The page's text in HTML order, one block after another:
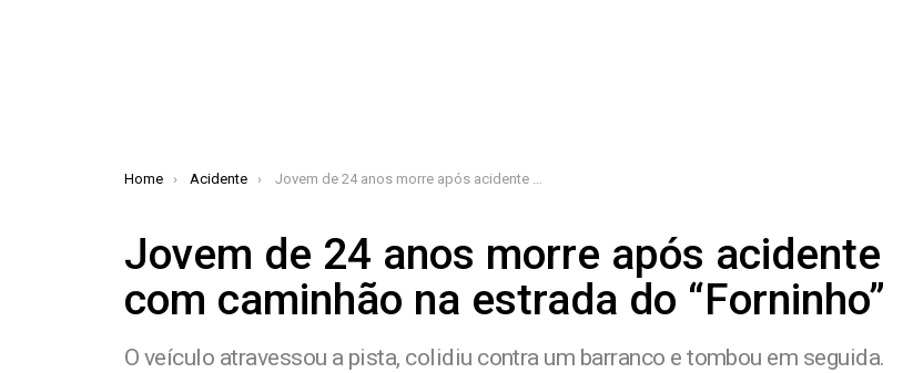
You are here:
Home Acidente Jovem de 24 anos morre após acidente com caminhão na estrada do “Forninho”
Jovem de 24 anos morre após acidente
com caminhão na estrada do “Forninho”
O veículo atravessou a pista, colidiu contra um barranco e tombou em seguida.